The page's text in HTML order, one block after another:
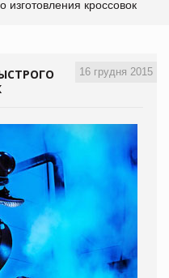
кроссовок
16 грудня 2015